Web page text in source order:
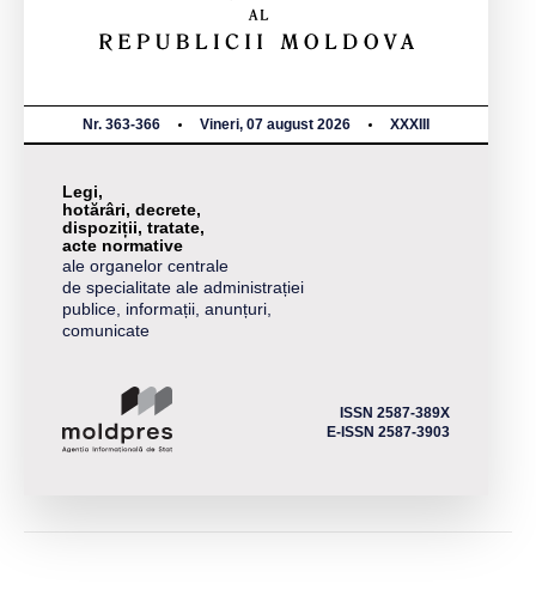
Nr. 363-366 Vineri, 07 august 2026 XXXIII
Legi,
hotărâri, decrete,
dispoziții, tratate,
acte normative
ale organelor centrale
de specialitate ale administrației
publice, informații, anunțuri,
comunicate
ISSN 2587-389X
E-ISSN 2587-3903